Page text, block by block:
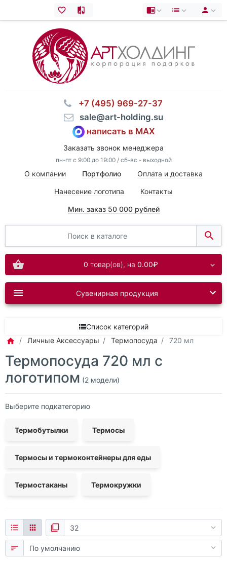
⠀+7 (495) 969-27-37
⠀sale@art-holding.su
написать в MAX
Заказать звонок менеджера
пн-пт с 9:00 до 19:00 / сб-вс - выходной
О компании Портфолио Оплата и доставка
Нанесение логотипа Контакты
Мин. заказ 50 000 рублей
0 товар(ов), на 0.00₽
Сувенирная продукция
Список категорий
Личные Аксессуары
Термопосуда 720 мл
Термопосуда 720 мл с
логотипом (2 модели)
Выберите подкатегорию
Термобутылки Термосы
Термосы и термоконтейнеры для еды
Термостаканы Термокружки